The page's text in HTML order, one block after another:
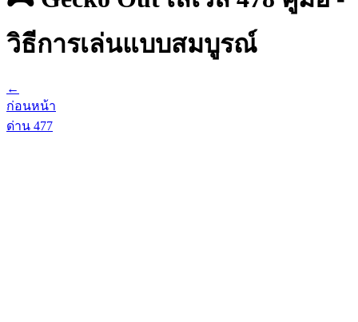
วิธีการเล่นแบบสมบูรณ์
←
ก่อนหน้า
ด่าน 477